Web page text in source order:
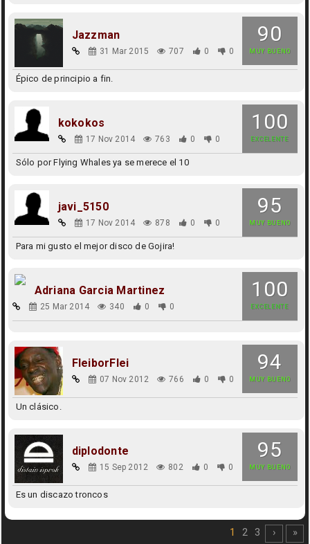
90
MUY BUENO
Jazzman
31 Mar 2015 707 0 0
Épico de principio a fin.
100
EXCELENTE
kokokos
17 Nov 2014 763 0 0
Sólo por Flying Whales ya se merece el 10
95
MUY BUENO
javi_5150
17 Nov 2014 878 0 0
Para mi gusto el mejor disco de Gojira!
100
EXCELENTE
Adriana Garcia Martinez
25 Mar 2014 340 0 0
94
MUY BUENO
FleiborFlei
07 Nov 2012 766 0 0
Un clásico.
95
MUY BUENO
diplodonte
15 Sep 2012 802 0 0
Es un discazo troncos
1 2 3 › »